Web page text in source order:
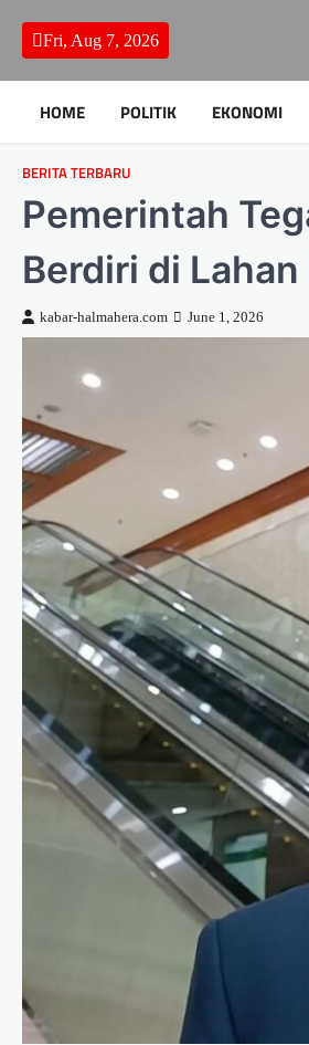
content
Fri, Aug 7, 2026
HOME POLITIK EKONOMI
BERITA TERBARU
Pemerintah
Berdiri di
kabar-halmahera.com June 1, 2026